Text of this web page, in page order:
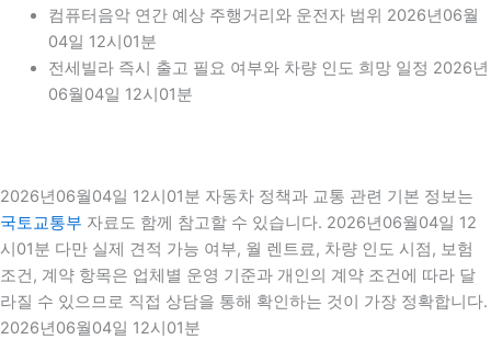
컴퓨터음악 연간 예상 주행거리와 운전자 범위 2026년06월
04일 12시01분
전세빌라 즉시 출고 필요 여부와 차량 인도 희망 일정 2026년
06월04일 12시01분
2026년06월04일 12시01분 자동차 정책과 교통 관련 기본 정보는
국토교통부 자료도 함께 참고할 수 있습니다. 2026년06월04일 12
시01분 다만 실제 견적 가능 여부, 월 렌트료, 차량 인도 시점, 보험
조건, 계약 항목은 업체별 운영 기준과 개인의 계약 조건에 따라 달
라질 수 있으므로 직접 상담을 통해 확인하는 것이 가장 정확합니다.
2026년06월04일 12시01분